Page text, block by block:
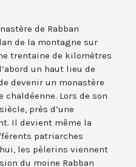
de Rabban
de la montagne sur
trentaine de kilomètres
un haut lieu de
devenir un monastère
Lors de son
près d’une
Il devient même la
patriarches
les pèlerins viennent
du moine Rabban